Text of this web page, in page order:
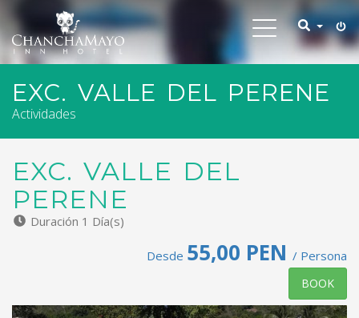
Toggle
navigation
EXC. VALLE DEL PERENE
Actividades
EXC. VALLE DEL
PERENE
Duración 1 Día(s)
Desde 55,00 PEN / Persona
BOOK